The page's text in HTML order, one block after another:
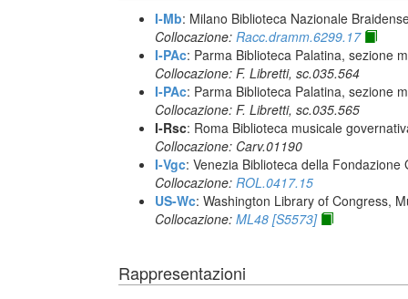
I-Mb: Milano Biblioteca Nazionale
Collocazione: Racc.dramm.6299.17
I-PAc: Parma Biblioteca Palatina, sezione
Collocazione: F. Libretti, sc.035.564
I-PAc: Parma Biblioteca Palatina, sezione
Collocazione: F. Libretti, sc.035.565
I-Rsc: Roma Biblioteca musicale
Collocazione: Carv.01190
I-Vgc: Venezia Biblioteca della Fondazione
Collocazione: ROL.0417.15
US-Wc: Washington Library of Congress,
Collocazione: ML48 [S5573]
Rappresentazioni